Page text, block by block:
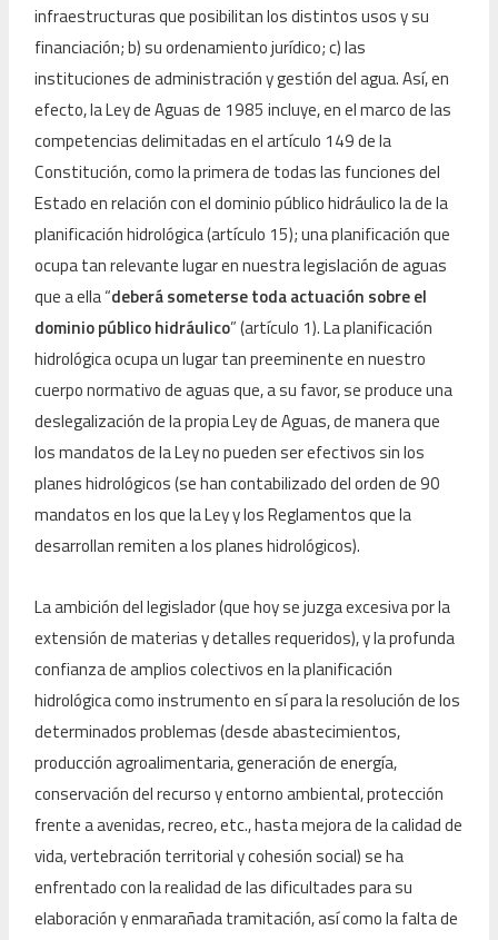
infraestructuras que posibilitan los distintos usos y su
financiación; b) su ordenamiento jurídico; c) las
instituciones de administración y gestión del agua. Así, en
efecto, la Ley de Aguas de 1985 incluye, en el marco de las
competencias delimitadas en el artículo 149 de la
Constitución, como la primera de todas las funciones del
Estado en relación con el dominio público hidráulico la de la
planificación hidrológica (artículo 15); una planificación que
ocupa tan relevante lugar en nuestra legislación de aguas
que a ella “deberá someterse toda actuación sobre el
dominio público hidráulico” (artículo 1). La planificación
hidrológica ocupa un lugar tan preeminente en nuestro
cuerpo normativo de aguas que, a su favor, se produce una
deslegalización de la propia Ley de Aguas, de manera que
los mandatos de la Ley no pueden ser efectivos sin los
planes hidrológicos (se han contabilizado del orden de 90
mandatos en los que la Ley y los Reglamentos que la
desarrollan remiten a los planes hidrológicos).
La ambición del legislador (que hoy se juzga excesiva por la
extensión de materias y detalles requeridos), y la profunda
confianza de amplios colectivos en la planificación
hidrológica como instrumento en sí para la resolución de los
determinados problemas (desde abastecimientos,
producción agroalimentaria, generación de energía,
conservación del recurso y entorno ambiental, protección
frente a avenidas, recreo, etc., hasta mejora de la calidad de
vida, vertebración territorial y cohesión social) se ha
enfrentado con la realidad de las dificultades para su
elaboración y enmarañada tramitación, así como la falta de